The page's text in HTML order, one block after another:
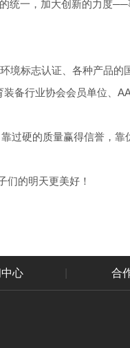
统一，加大创新的力度
标志认证、各种产品的
备行业协会会员单位、
硬的质量赢得信誉，靠
们的明天更美好！
心 合